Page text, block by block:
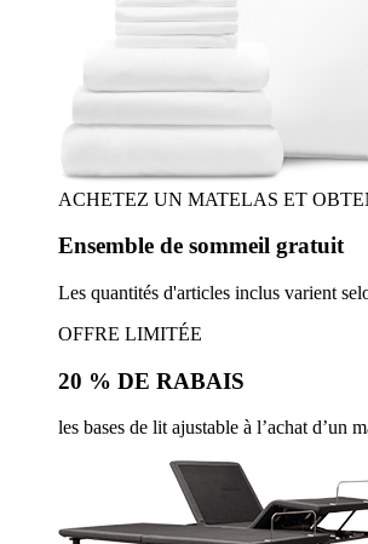
ACHETEZ UN MATELAS ET
Ensemble de sommeil gratuit
Les quantités d'articles inclus varient
OFFRE LIMITÉE
20 % DE RABAIS
les bases de lit ajustable à l’achat d’un